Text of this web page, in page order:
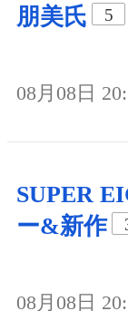
朋美氏
5
08月08日
SUPER
ー&新作
08月08日